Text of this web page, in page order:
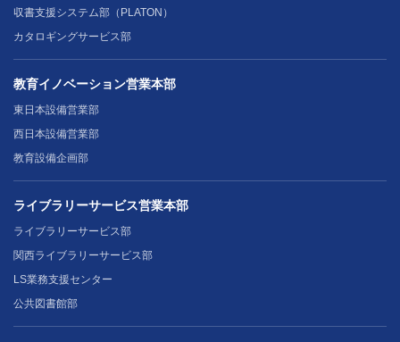
収書支援システム部（PLATON）
カタロギングサービス部
教育イノベーション営業本部
東日本設備営業部
西日本設備営業部
教育設備企画部
ライブラリーサービス営業本部
ライブラリーサービス部
関西ライブラリーサービス部
LS業務支援センター
公共図書館部